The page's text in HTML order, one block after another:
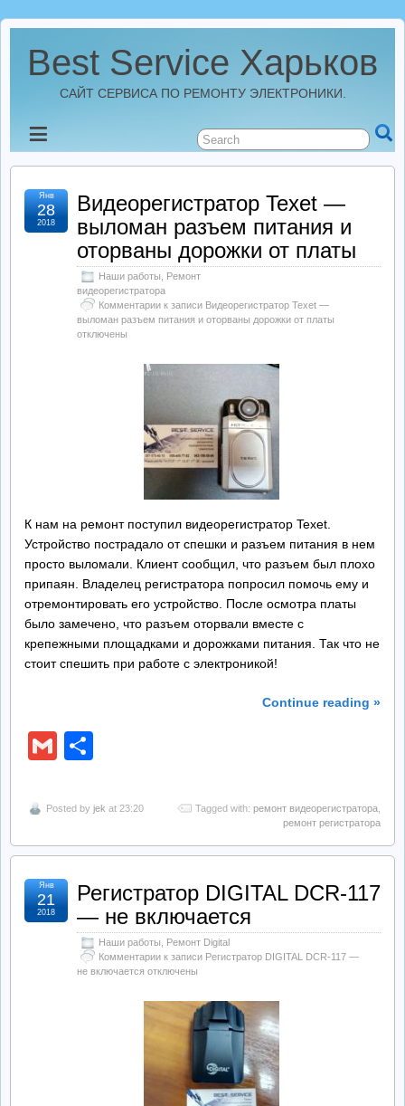
Best Service Харьков
САЙТ СЕРВИСА ПО РЕМОНТУ ЭЛЕКТРОНИКИ.
Новости
Best Service Харьков
Ремонт Усилителей
Ремонт Автомагнитол
Ремонт StarLine
Обратная Связь
Видеорегистратор Texet —
выломан разъем питания и
оторваны дорожки от платы
Наши работы
Ремонт
видеорегистратора
Комментарии к записи Видеорегистратор Texet —
выломан разъем питания и оторваны дорожки от платы
отключены
Янв
28
2018
К нам на ремонт поступил видеорегистратор Texet.
Устройство пострадало от спешки и разъем питания в нем
просто выломали. Клиент сообщил, что разъем был плохо
припаян. Владелец регистратора попросил помочь ему и
отремонтировать его устройство. После осмотра платы
было замечено, что разъем оторвали вместе с
крепежными площадками и дорожками питания. Так что не
стоит спешить при работе с электроникой!
Continue reading »
Gmail
Posted by jek at 23:20 Tagged with: ремонт видеорегистратора
ремонт регистратора
Регистратор DIGITAL DCR-117
— не включается
Наши работы
Ремонт Digital
Комментарии к записи Регистратор DIGITAL DCR-117 —
не включается отключены
Янв
21
2018